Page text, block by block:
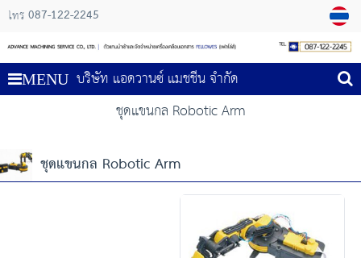
โทร 087-122-2245
MENU บริษัท แอดวานซ์ แมชชีน จำกัด
ชุดแขนกล Robotic Arm
ชุดแขนกล Robotic Arm